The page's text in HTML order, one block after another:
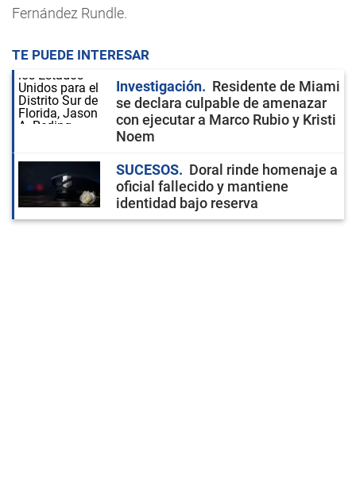
Fernández Rundle.
TE PUEDE INTERESAR
Investigación
Residente de Miami
se declara culpable de amenazar
con ejecutar a Marco Rubio y Kristi
Noem
SUCESOS
Doral rinde homenaje a
oficial fallecido y mantiene
identidad bajo reserva